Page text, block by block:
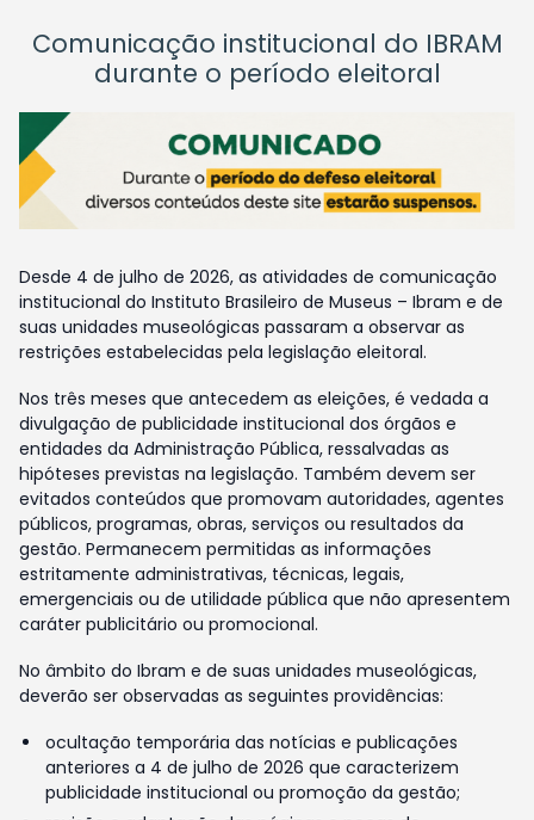
Comunicação institucional do IBRAM
durante o período eleitoral
Desde 4 de julho de 2026, as atividades de comunicação
institucional do Instituto Brasileiro de Museus – Ibram e de
suas unidades museológicas passaram a observar as
restrições estabelecidas pela legislação eleitoral.
Nos três meses que antecedem as eleições, é vedada a
divulgação de publicidade institucional dos órgãos e
entidades da Administração Pública, ressalvadas as
hipóteses previstas na legislação. Também devem ser
evitados conteúdos que promovam autoridades, agentes
públicos, programas, obras, serviços ou resultados da
gestão. Permanecem permitidas as informações
estritamente administrativas, técnicas, legais,
emergenciais ou de utilidade pública que não apresentem
caráter publicitário ou promocional.
No âmbito do Ibram e de suas unidades museológicas,
deverão ser observadas as seguintes providências:
ocultação temporária das notícias e publicações
anteriores a 4 de julho de 2026 que caracterizem
publicidade institucional ou promoção da gestão;